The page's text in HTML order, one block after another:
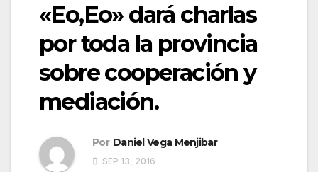
«Eo,Eo» dará charlas
por toda la provincia
sobre cooperación y
mediación.
Por Daniel Vega Menjibar
SEP 13, 2016